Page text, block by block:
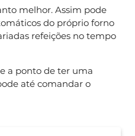
melhor. Assim pode
do próprio forno
refeições no tempo
a ponto de ter uma
até comandar o